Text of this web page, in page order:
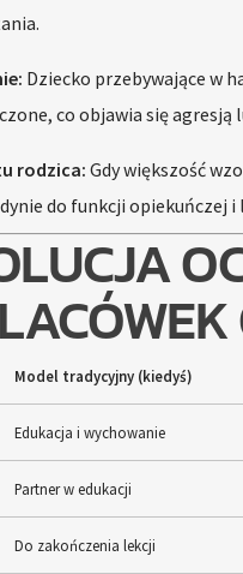
Dziecko przebywające w
co objawia się agresją
rodzica: Gdy większość
do funkcji opiekuńczej
Model tradycyjny (kiedyś)
Edukacja i wychowanie
Partner w edukacji
Do zakończenia lekcji